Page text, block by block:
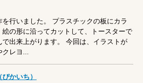
行いました。 プラスチックの板にカラ
の形に沿ってカットして、トースターで
出来上がります。 今回は、イラストが
レヨ...
かいち）